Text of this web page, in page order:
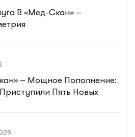
В «Мед-Скан» –
– Мощное Пополнение:
Пять Новых